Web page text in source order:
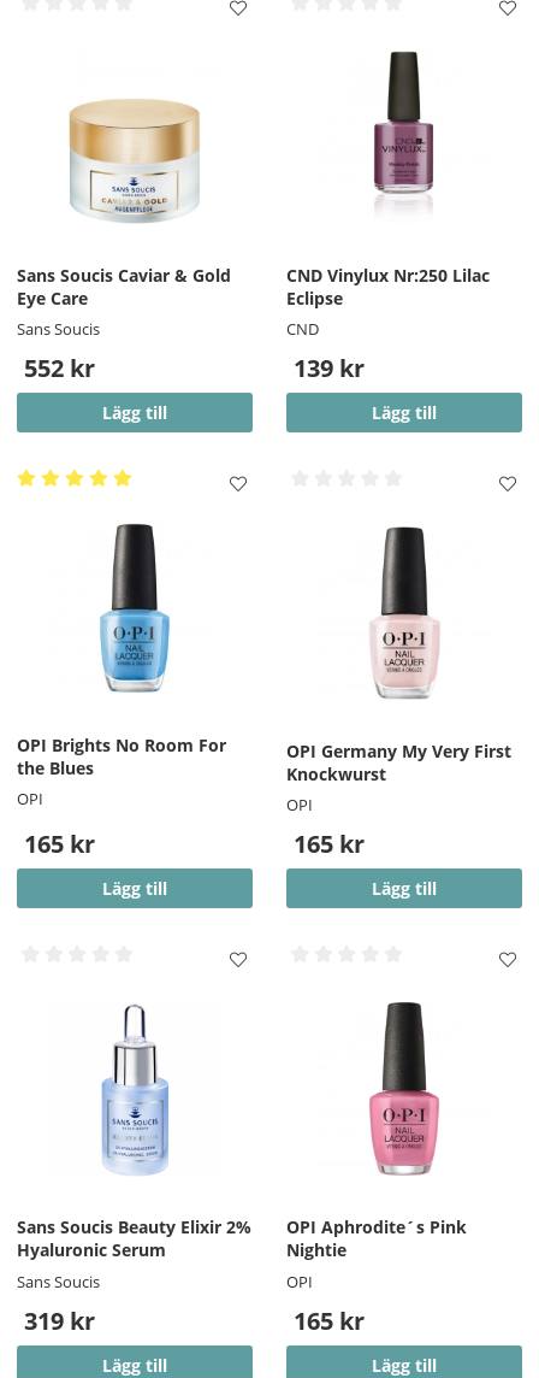
Sans Soucis Caviar & Gold
Eye Care
Sans Soucis
552 kr
Lägg till
CND Vinylux Nr:250 Lilac
Eclipse
CND
139 kr
Lägg till
OPI Brights No Room For
the Blues
OPI
165 kr
Lägg till
OPI Germany My Very First
Knockwurst
OPI
165 kr
Lägg till
Sans Soucis Beauty Elixir 2%
Hyaluronic Serum
Sans Soucis
319 kr
Lägg till
OPI Aphrodite´s Pink
Nightie
OPI
165 kr
Lägg till